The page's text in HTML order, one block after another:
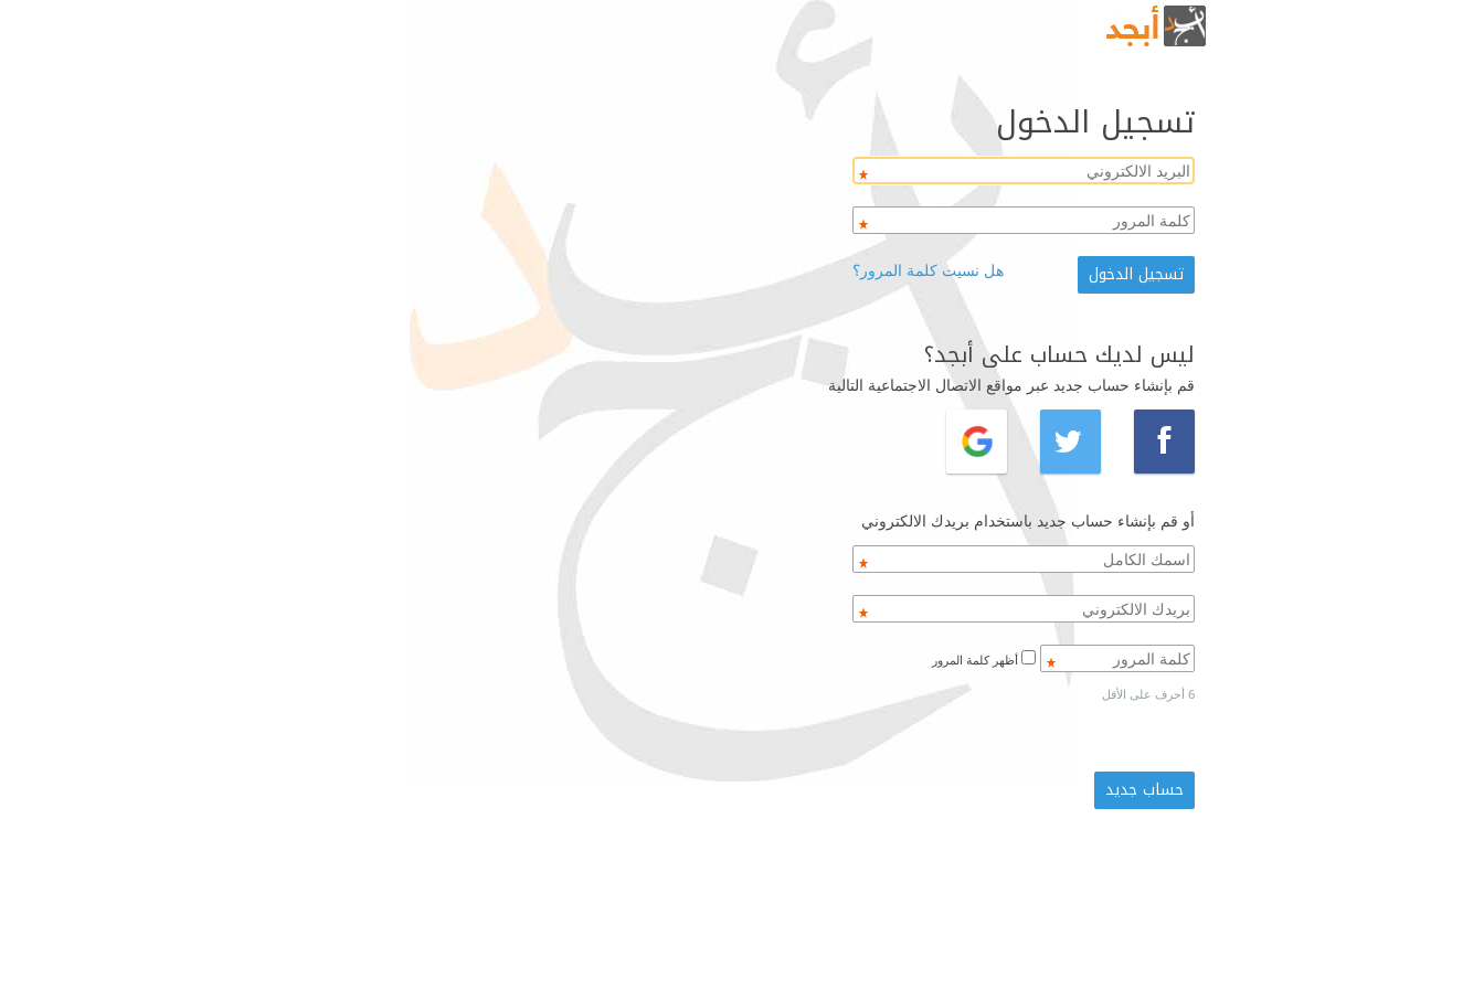
تسجيل الدخول
هل نسيت كلمة المرور؟
ليس لديك حساب على أبجد؟
قم بإنشاء حساب جديد عبر مواقع الاتصال الاجتماعية التالية
أو قم بإنشاء حساب جديد باستخدام بريدك الالكتروني
6 أحرف على الأقل